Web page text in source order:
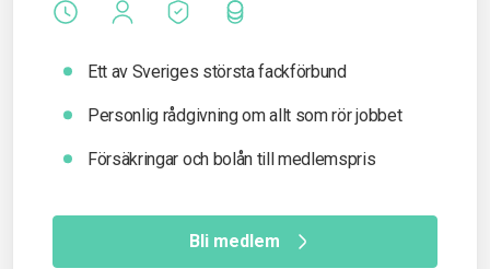
Ett av Sveriges största fackförbund
Personlig rådgivning om allt som rör jobbet
Försäkringar och bolån till medlemspris
Bli medlem